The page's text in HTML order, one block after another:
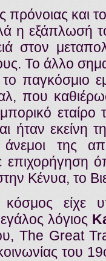
πρόνοιας και
η εξάπλωσή
στον
Το άλλο
το παγκόσμιο
που
ήταν εκείνη
της
επιχορήγηση
Κένυα, το
είχε
λόγιος
The Great
του